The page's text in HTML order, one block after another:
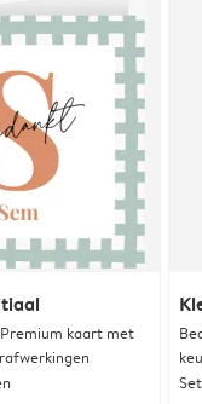
kaart met